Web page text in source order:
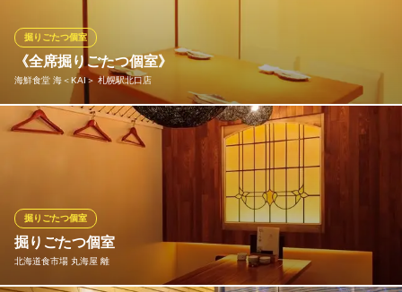
個室完備／旬の北海海鮮
札幌市営地下鉄南北線さっぽろ駅5番出口 徒歩1分
北海道札幌市北区北7条西2-8-1 札幌北ビルB1
《全席掘りごたつ個室》
海鮮食堂 海＜KAI＞ 札幌駅北口店
掘りごたつ個室
オフィス街にひっそりとたたずむ隠れ家的空間。掘りごたつで足
を伸ばして一日の疲れを癒して下さい。
海鮮食堂 海＜KAI＞ 札幌駅北口店
海鮮居酒屋
ＪＲ函館本線札幌駅 徒歩3分
北海道札幌市北区北7条西4-8-3 北口ヨシヤビルB1
掘りごたつ個室
北海道食市場 丸海屋 離
掘りごたつ個室